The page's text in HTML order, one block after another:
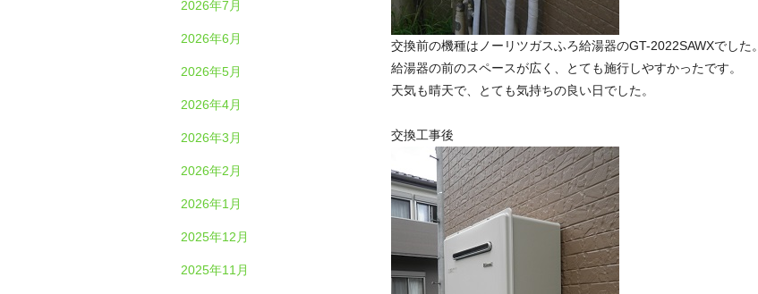
2026年7月
2026年6月
2026年5月
2026年4月
2026年3月
2026年2月
2026年1月
2025年12月
2025年11月
交換前の機種はノーリツガスふろ給湯器のGT-2022SAWXでした。
給湯器の前のスペースが広く、とても施行しやすかったです。
天気も晴天で、とても気持ちの良い日でした。
交換工事後